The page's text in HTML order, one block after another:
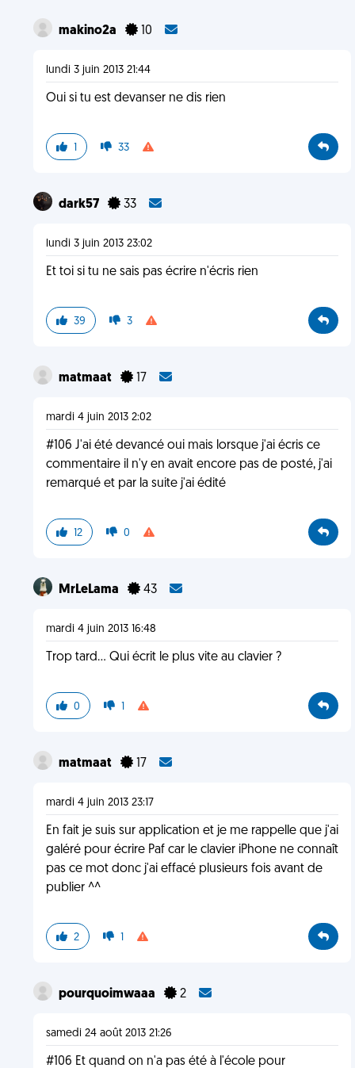
makino2a 10
lundi 3 juin 2013 21:44
Oui si tu est devanser ne dis rien
1 33
dark57 33
lundi 3 juin 2013 23:02
Et toi si tu ne sais pas écrire n'écris rien
39 3
matmaat 17
mardi 4 juin 2013 2:02
#106 J'ai été devancé oui mais lorsque j'ai écris ce
commentaire il n'y en avait encore pas de posté, j'ai
remarqué et par la suite j'ai édité
12 0
MrLeLama 43
mardi 4 juin 2013 16:48
Trop tard... Qui écrit le plus vite au clavier ?
0 1
matmaat 17
mardi 4 juin 2013 23:17
En fait je suis sur application et je me rappelle que j'ai
galéré pour écrire Paf car le clavier iPhone ne connaît
pas ce mot donc j'ai effacé plusieurs fois avant de
publier ^^
2 1
pourquoimwaaa 2
samedi 24 août 2013 21:26
#106 Et quand on n'a pas été à l'école pour